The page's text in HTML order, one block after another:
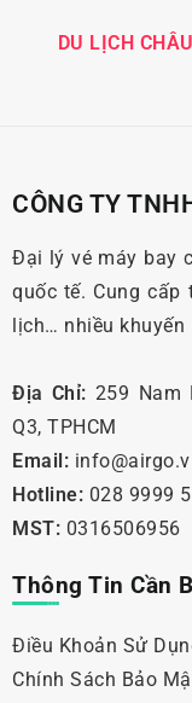
DU LỊCH
CÔNG TY
Đại lý vé máy bay
quốc tế. Cung cấp
lịch… nhiều khuyến
Địa Chỉ: 259 Nam
Q3, TPHCM
Email:
Hotline: 028 9999
MST: 0316506956
Thông Tin Cần
Điều Khoản Sử
Chính Sách Bảo